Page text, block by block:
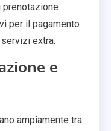
prenotazione
per il pagamento
extra.
e
ampiamente tra